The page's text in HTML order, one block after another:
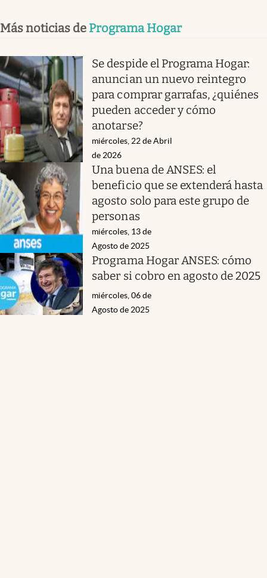
Más noticias de Programa Hogar
Se despide el Programa Hogar:
anuncian un nuevo reintegro
para comprar garrafas, ¿quiénes
pueden acceder y cómo
anotarse?
miércoles, 22 de Abril
de 2026
Una buena de ANSES: el
beneficio que se extenderá hasta
agosto solo para este grupo de
personas
miércoles, 13 de
Agosto de 2025
Programa Hogar ANSES: cómo
saber si cobro en agosto de 2025
miércoles, 06 de
Agosto de 2025